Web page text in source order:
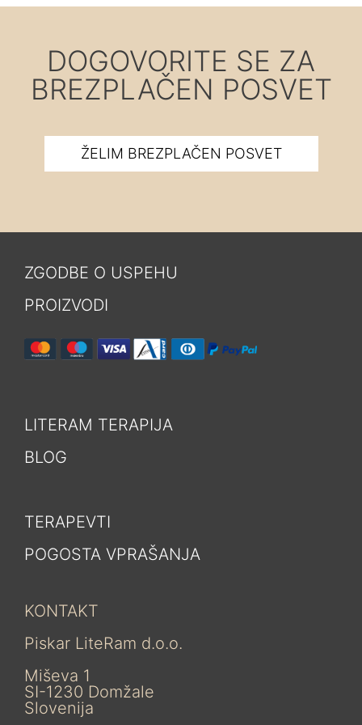
DOGOVORITE SE ZA
BREZPLAČEN POSVET
ŽELIM BREZPLAČEN POSVET
ZGODBE O USPEHU
PROIZVODI
LITERAM TERAPIJA
BLOG
TERAPEVTI
POGOSTA VPRAŠANJA
KONTAKT
Piskar LiteRam d.o.o.
Miševa 1
SI-1230 Domžale
Slovenija